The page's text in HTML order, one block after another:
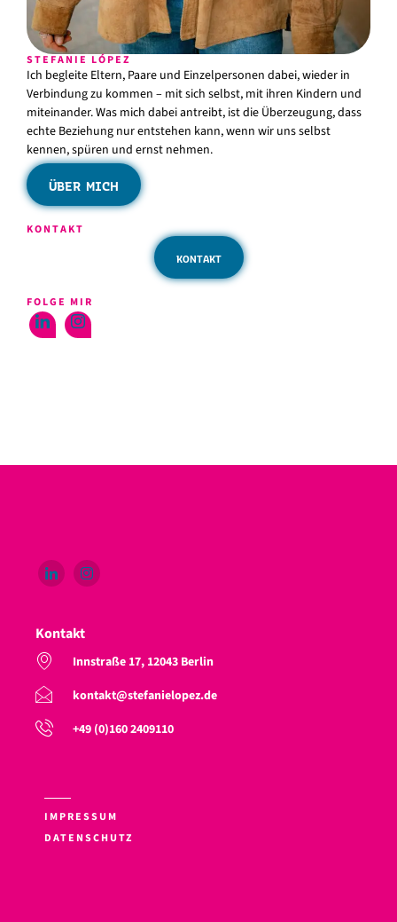
STEFANIE LÓPEZ
Ich begleite Eltern, Paare und Einzelpersonen dabei, wieder in
Verbindung zu kommen – mit sich selbst, mit ihren Kindern und
miteinander. Was mich dabei antreibt, ist die Überzeugung, dass
echte Beziehung nur entstehen kann, wenn wir uns selbst
kennen, spüren und ernst nehmen.
ÜBER MICH
KONTAKT
KONTAKT
FOLGE MIR
Kontakt
Innstraße 17, 12043 Berlin
kontakt@stefanielopez.de
+49 (0)160 2409110
IMPRESSUM
DATENSCHUTZ